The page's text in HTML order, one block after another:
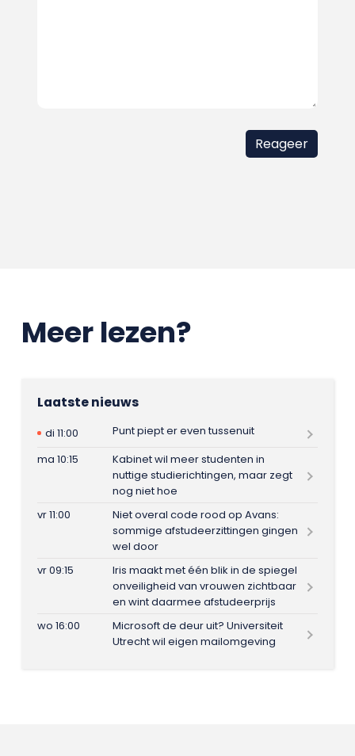
Meer lezen?
Laatste nieuws
di 11:00
Punt piept er even tussenuit
ma 10:15
Kabinet wil meer studenten in
nuttige studierichtingen, maar zegt
nog niet hoe
vr 11:00
Niet overal code rood op Avans:
sommige afstudeerzittingen gingen
wel door
vr 09:15
Iris maakt met één blik in de spiegel
onveiligheid van vrouwen zichtbaar
en wint daarmee afstudeerprijs
wo 16:00
Microsoft de deur uit? Universiteit
Utrecht wil eigen mailomgeving